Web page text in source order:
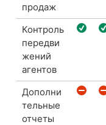
продаж
Контроль
передви
жений
агентов
Дополни
тельные
отчеты